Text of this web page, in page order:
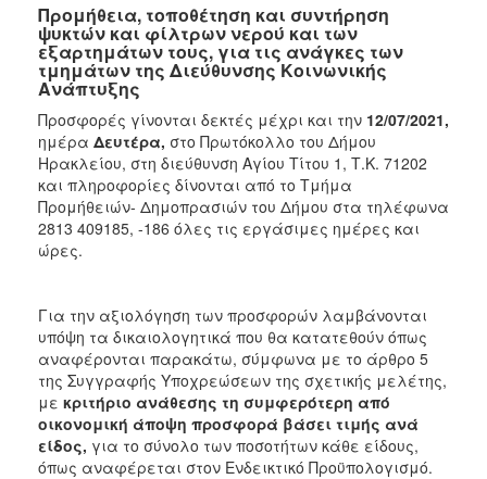
2022
2021
2020
2019
2018
2017
2016
ΔΗΜΟΤΗΣ
ΕΠΙΣΚΕΠΤΗΣ
Προμήθεια, τοποθέτηση και συντήρηση
ψυκτών και φίλτρων νερού και των
εξαρτημάτων τους, για τις ανάγκες των
τμημάτων της Διεύθυνσης Κοινωνικής
Ανάπτυξης
Προσφορές γίνονται δεκτές μέχρι και την 12/07/2021,
ημέρα Δευτέρα, στο Πρωτόκολλο του Δήμου
Ηρακλείου, στη διεύθυνση Αγίου Τίτου 1, Τ.Κ. 71202
και πληροφορίες δίνονται από το Τμήμα
Προμήθειών- Δημοπρασιών του Δήμου στα τηλέφωνα
2813 409185, -186 όλες τις εργάσιμες ημέρες και
ώρες.
Για την αξιολόγηση των προσφορών λαμβάνονται
υπόψη τα δικαιολογητικά που θα κατατεθούν όπως
αναφέρονται παρακάτω, σύμφωνα με το άρθρο 5
της Συγγραφής Υποχρεώσεων της σχετικής μελέτης,
με κριτήριο ανάθεσης τη συμφερότερη από
οικονομική άποψη προσφορά βάσει τιμής ανά
είδος, για το σύνολο των ποσοτήτων κάθε είδους,
όπως αναφέρεται στον Ενδεικτικό Προϋπολογισμό.